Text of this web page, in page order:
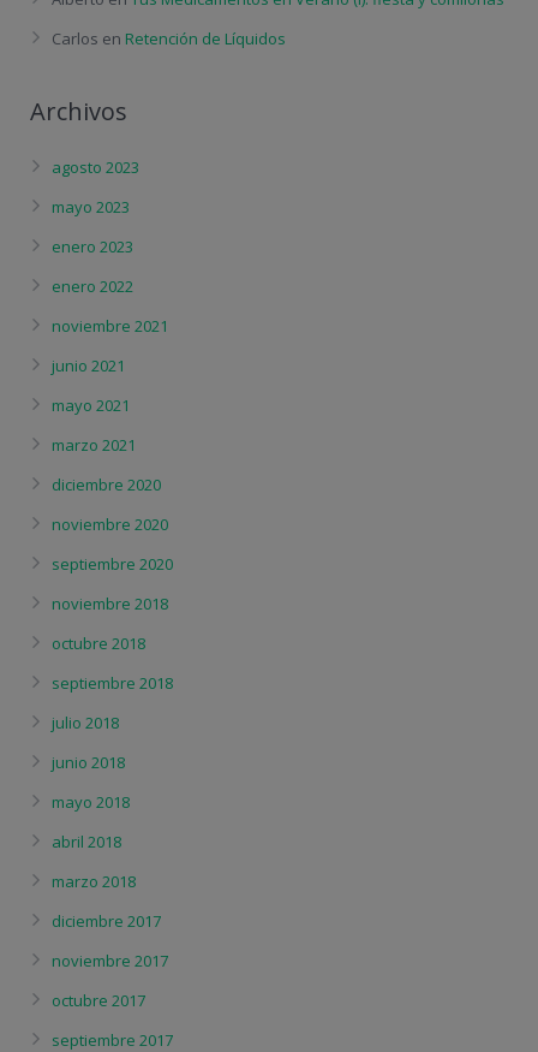
Carlos en Retención de Líquidos
Archivos
agosto 2023
mayo 2023
enero 2023
enero 2022
noviembre 2021
junio 2021
mayo 2021
marzo 2021
diciembre 2020
noviembre 2020
septiembre 2020
noviembre 2018
octubre 2018
septiembre 2018
julio 2018
junio 2018
mayo 2018
abril 2018
marzo 2018
diciembre 2017
noviembre 2017
octubre 2017
septiembre 2017